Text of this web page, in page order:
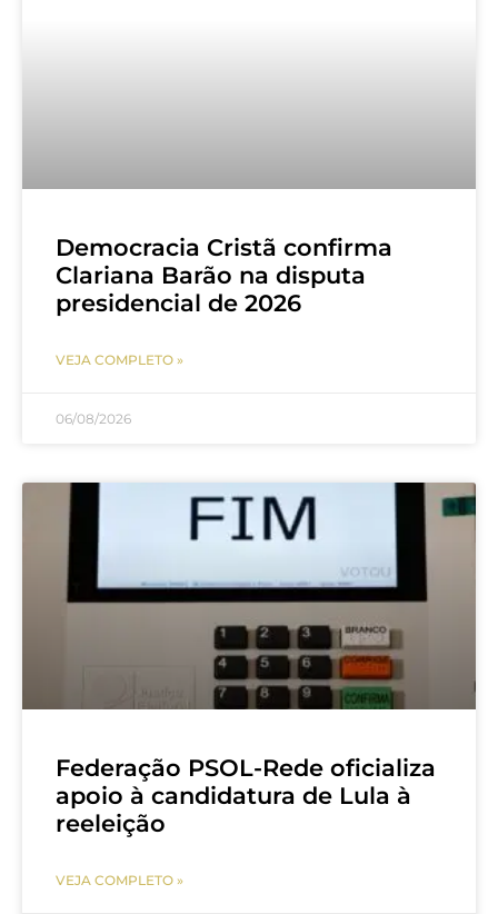
Democracia Cristã confirma
Clariana Barão na disputa
presidencial de 2026
VEJA COMPLETO »
06/08/2026
Federação PSOL-Rede oficializa
apoio à candidatura de Lula à
reeleição
VEJA COMPLETO »